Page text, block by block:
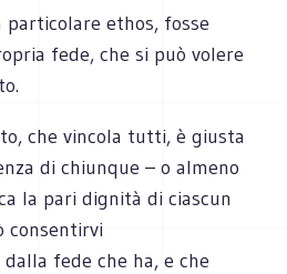
ethos, fosse
fede, che si può volere
che vincola tutti, è giusta
di chiunque – o almeno
la pari dignità di ciascun
consentirvi
fede che ha, e che